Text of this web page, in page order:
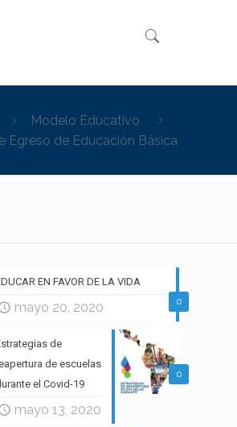
Modelo Educativo
Egreso de Educación Básica
0
EN FAVOR DE LA VIDA
mayo 20, 2020
0
de
de escuelas
el Covid-19
mayo 13, 2020